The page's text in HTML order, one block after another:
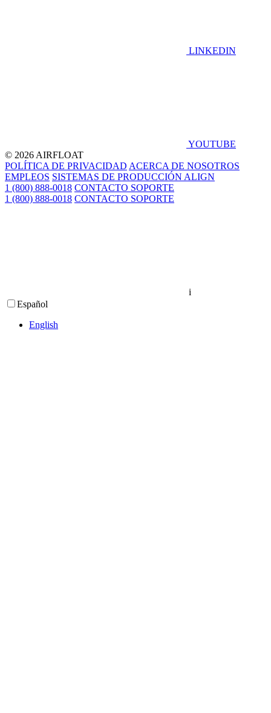
LINKEDIN
YOUTUBE
© 2026 AIRFLOAT
POLÍTICA DE PRIVACIDAD ACERCA DE NOSOTROS
EMPLEOS SISTEMAS DE PRODUCCIÓN ALIGN
1 (800) 888-0018 CONTACTO SOPORTE
1 (800) 888-0018 CONTACTO SOPORTE
i
Español
English